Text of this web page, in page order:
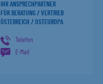
IHR ANSPRECHPARTNER
FÜR BERATUNG / VERTRIEB
ÖSTERREICH / OSTEUROPA
Telefon
E-Mail